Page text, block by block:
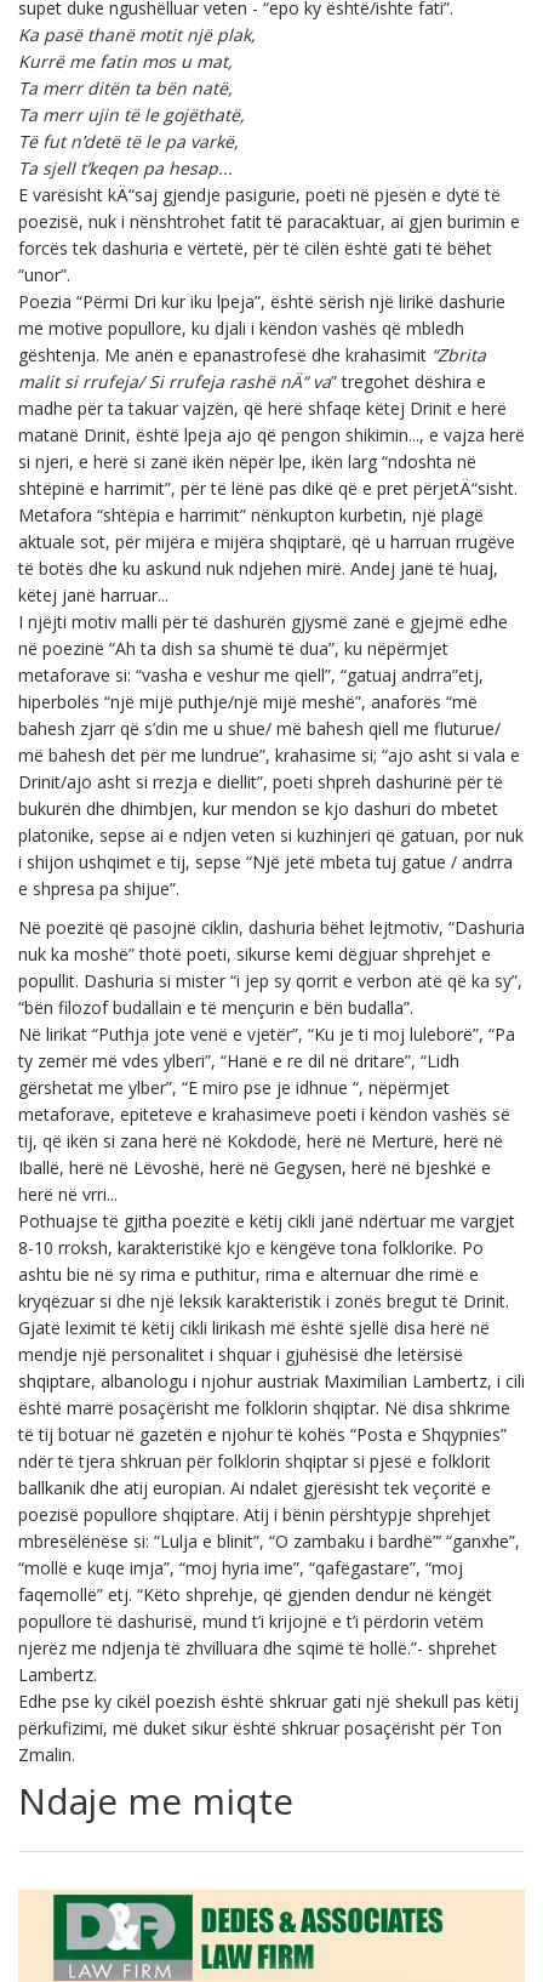
supet duke ngushëlluar veten - “epo ky është/ishte fati”.
Ka pasë thanë motit një plak,
Kurrë me fatin mos u mat,
Ta merr ditën ta bën natë,
Ta merr ujin të le gojëthatë,
Të fut n’detë të le pa varkë,
Ta sjell t’keqen pa hesap...
E varësisht kÄ“saj gjendje pasigurie, poeti në pjesën e dytë të
poezisë, nuk i nënshtrohet fatit të paracaktuar, ai gjen burimin e
forcës tek dashuria e vërtetë, për të cilën është gati të bëhet
“unor”.
Poezia “Përmi Dri kur iku lpeja”, është sërish një lirikë dashurie
me motive popullore, ku djali i këndon vashës që mbledh
gështenja. Me anën e epanastrofesë dhe krahasimit “Zbrita
malit si rrufeja/ Si rrufeja rashë nÄ“ va” tregohet dëshira e
madhe për ta takuar vajzën, që herë shfaqe këtej Drinit e herë
matanë Drinit, është lpeja ajo që pengon shikimin..., e vajza herë
si njeri, e herë si zanë ikën nëpër lpe, ikën larg “ndoshta në
shtëpinë e harrimit”, për të lënë pas dikë që e pret përjetÄ“sisht.
Metafora “shtëpia e harrimit” nënkupton kurbetin, një plagë
aktuale sot, për mijëra e mijëra shqiptarë, që u harruan rrugëve
të botës dhe ku askund nuk ndjehen mirë. Andej janë të huaj,
këtej janë harruar...
I njëjti motiv malli për të dashurën gjysmë zanë e gjejmë edhe
në poezinë “Ah ta dish sa shumë të dua”, ku nëpërmjet
metaforave si: “vasha e veshur me qiell”, “gatuaj andrra”etj,
hiperbolës “një mijë puthje/një mijë meshë”, anaforës “më
bahesh zjarr që s’din me u shue/ më bahesh qiell me fluturue/
më bahesh det për me lundrue”, krahasime si; “ajo asht si vala e
Drinit/ajo asht si rrezja e diellit”, poeti shpreh dashurinë për të
bukurën dhe dhimbjen, kur mendon se kjo dashuri do mbetet
platonike, sepse ai e ndjen veten si kuzhinjeri që gatuan, por nuk
i shijon ushqimet e tij, sepse “Një jetë mbeta tuj gatue / andrra
e shpresa pa shijue”.
Në poezitë që pasojnë ciklin, dashuria bëhet lejtmotiv, “Dashuria
nuk ka moshë” thotë poeti, sikurse kemi dëgjuar shprehjet e
popullit. Dashuria si mister “i jep sy qorrit e verbon atë që ka sy”,
“bën filozof budallain e të mençurin e bën budalla”.
Në lirikat “Puthja jote venë e vjetër”, “Ku je ti moj luleborë”, “Pa
ty zemër më vdes ylberi”, “Hanë e re dil në dritare”, “Lidh
gërshetat me ylber”, “E miro pse je idhnue “, nëpërmjet
metaforave, epiteteve e krahasimeve poeti i këndon vashës së
tij, që ikën si zana herë në Kokdodë, herë në Merturë, herë në
Iballë, herë në Lëvoshë, herë në Gegysen, herë në bjeshkë e
herë në vrri...
Pothuajse të gjitha poezitë e këtij cikli janë ndërtuar me vargjet
8-10 rroksh, karakteristikë kjo e këngëve tona folklorike. Po
ashtu bie në sy rima e puthitur, rima e alternuar dhe rimë e
kryqëzuar si dhe një leksik karakteristik i zonës bregut të Drinit.
Gjatë leximit të këtij cikli lirikash më është sjellë disa herë në
mendje një personalitet i shquar i gjuhësisë dhe letërsisë
shqiptare, albanologu i njohur austriak Maximilian Lambertz, i cili
është marrë posaçërisht me folklorin shqiptar. Në disa shkrime
të tij botuar në gazetën e njohur të kohës “Posta e Shqypnies”
ndër të tjera shkruan për folklorin shqiptar si pjesë e folklorit
ballkanik dhe atij europian. Ai ndalet gjerësisht tek veçoritë e
poezisë popullore shqiptare. Atij i bënin përshtypje shprehjet
mbresëlënëse si: “Lulja e blinit”, “O zambaku i bardhë”’ “ganxhe”,
“mollë e kuqe imja”, “moj hyria ime”, “qafëgastare”, “moj
faqemollë” etj. “Këto shprehje, që gjenden dendur në këngët
popullore të dashurisë, mund t’i krijojnë e t’i përdorin vetëm
njerëz me ndjenja të zhvilluara dhe sqimë të hollë.”- shprehet
Lambertz.
Edhe pse ky cikël poezish është shkruar gati një shekull pas këtij
përkufizimi, më duket sikur është shkruar posaçërisht për Ton
Zmalin.
Ndaje me miqte